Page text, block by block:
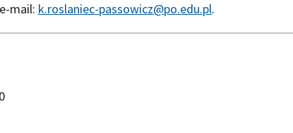
mail: k.roslaniec-passowicz@po.edu.pl.